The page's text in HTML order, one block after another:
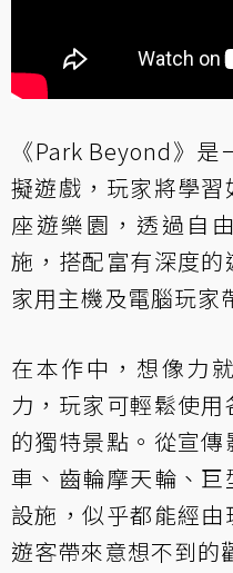
《Park Beyond》
擬遊戲，玩家將學
座遊樂園，透過自
施，搭配富有深度
家用主機及電腦玩家
在本作中，想像力
力，玩家可輕鬆使
的獨特景點。從宣
車、齒輪摩天輪、
設施，似乎都能經
遊客帶來意想不到的